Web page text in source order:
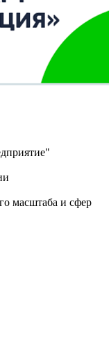
масштаба и сфер